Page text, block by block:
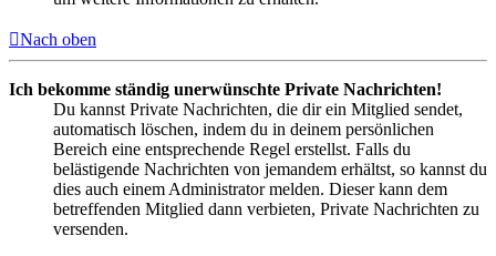
Nach oben
Ich bekomme ständig unerwünschte Private Nachrichten!
Du kannst Private Nachrichten, die dir ein Mitglied sendet,
automatisch löschen, indem du in deinem persönlichen
Bereich eine entsprechende Regel erstellst. Falls du
belästigende Nachrichten von jemandem erhältst, so kannst du
dies auch einem Administrator melden. Dieser kann dem
betreffenden Mitglied dann verbieten, Private Nachrichten zu
versenden.